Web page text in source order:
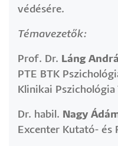
védésére.
Témavezetők:
Prof. Dr. Láng
PTE BTK
Klinikai Pszichológia
Dr. habil. Nagy
Excenter Kutató- és